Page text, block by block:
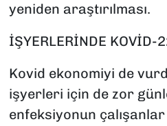
yeniden araştırılması.
İŞYERLERİNDE KOVİD-
Kovid ekonomiyi de
işyerleri için de zor
enfeksiyonun çalışanlar